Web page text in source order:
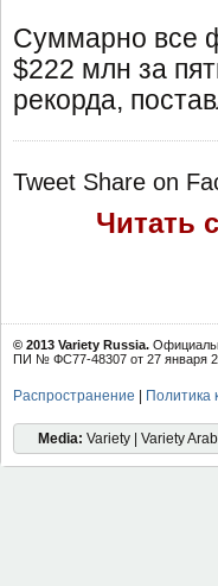
Суммарно все
$222 млн за
рекорда,
Tweet Share on
Читать
© 2013 Variety Russia.
ПИ № ФС77-48307 от 27 января
Распространение Политика
Media: Variety | Variety